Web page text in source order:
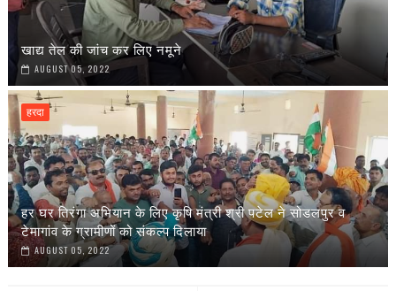
खाद्य तेल की जांच कर लिए नमूने
AUGUST 05, 2022
हरदा
हर घर तिरंगा अभियान के लिए कृषि मंत्री श्री पटेल ने सोडलपुर व
टेमागांव के ग्रामीणों को संकल्प दिलाया
AUGUST 05, 2022